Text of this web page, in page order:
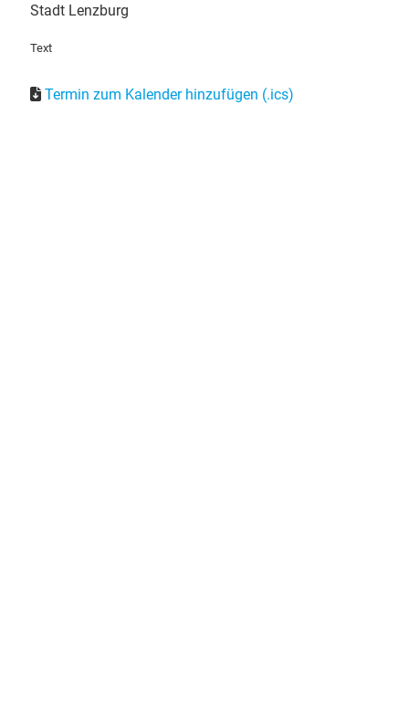
Stadt Lenzburg
Text
Termin zum Kalender hinzufügen (.ics)